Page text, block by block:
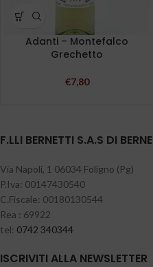
Adanti – Montefalco
Grechetto
€7,80
F.LLI BERNETTI S.A.S DI
Via Napoli, 1 06034 Foligno (Pg)
P.Iva: 00147430540
C.Fiscale: 00180130544
Rea : 69922
tel: 0742 340344
ISCRIVITI ALLA NEWSLETTER